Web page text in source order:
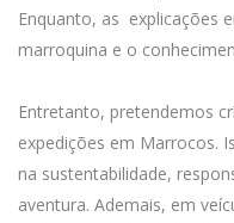
Enquanto, as explicações
marroquina e o
Entretanto, pretendemos
expedições em Marrocos.
na sustentabilidade,
aventura. Ademais, em